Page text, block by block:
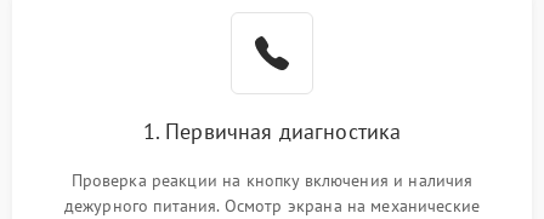
1. Первичная диагностика
Проверка реакции на кнопку включения и наличия
дежурного питания. Осмотр экрана на механические